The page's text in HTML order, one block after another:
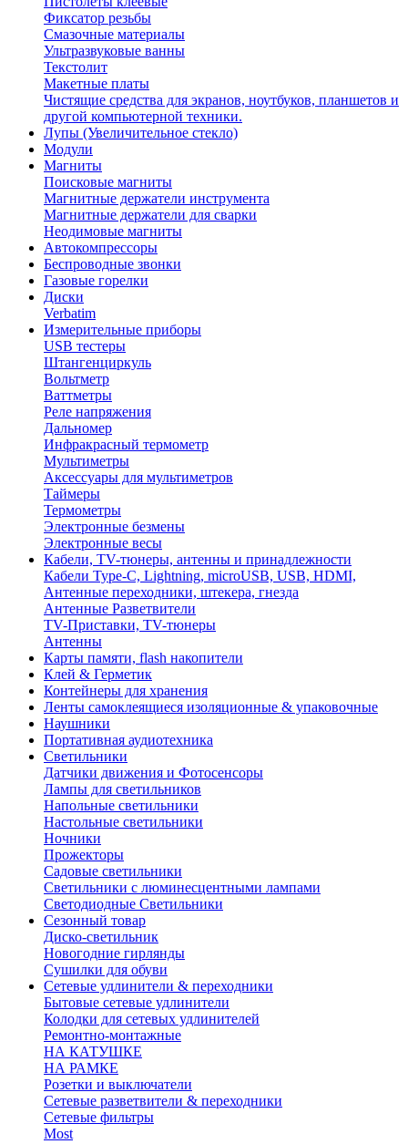
Фиксатор резьбы
Смазочные материалы
Ультразвуковые ванны
Текстолит
Макетные платы
Чистящие средства для экранов, ноутбуков, планшетов и
другой компьютерной техники.
Лупы (Увеличительное стекло)
Модули
Магниты
Поисковые магниты
Магнитные держатели инструмента
Магнитные держатели для сварки
Неодимовые магниты
Автокомпрессоры
Беспроводные звонки
Газовые горелки
Диски
Verbatim
Измерительные приборы
USB тестеры
Штангенциркуль
Вольтметр
Ваттметры
Реле напряжения
Дальномер
Инфракрасный термометр
Мультиметры
Аксессуары для мультиметров
Таймеры
Термометры
Электронные безмены
Электронные весы
Кабели, TV-тюнеры, антенны и принадлежности
Кабели Type-C, Lightning, microUSB, USB, HDMI,
Антенные переходники, штекера, гнезда
Антенные Разветвители
TV-Приставки, TV-тюнеры
Антенны
Карты памяти, flash накопители
Клей & Герметик
Контейнеры для хранения
Ленты самоклеящиеся изоляционные & упаковочные
Наушники
Портативная аудиотехника
Светильники
Датчики движения и Фотосенсоры
Лампы для светильников
Напольные светильники
Настольные светильники
Ночники
Прожекторы
Садовые светильники
Светильники с люминесцентными лампами
Светодиодные Светильники
Сезонный товар
Диско-светильник
Новогодние гирлянды
Сушилки для обуви
Сетевые удлинители & переходники
Бытовые сетевые удлинители
Колодки для сетевых удлинителей
Ремонтно-монтажные
НА КАТУШКЕ
НА РАМКЕ
Розетки и выключатели
Сетевые разветвители & переходники
Сетевые фильтры
Most